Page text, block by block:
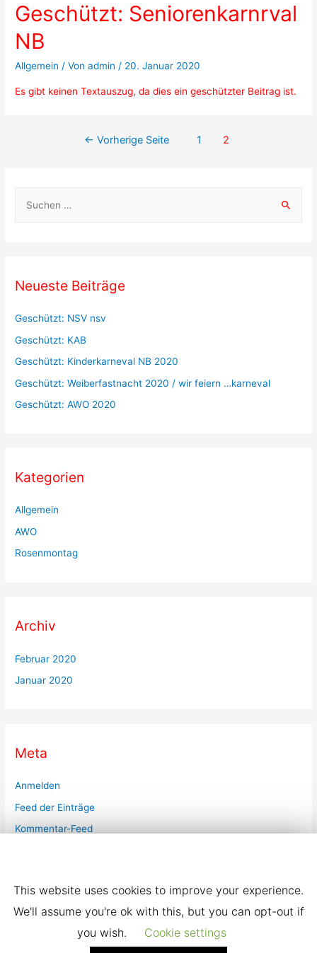
Geschützt: Seniorenkarnrval
NB
Allgemein / Vonadmin / 20. Januar 2020
Es gibt keinen Textauszug, da dies ein geschützter Beitrag ist.
Beitragsnavigation
← Vorherige Seite 1 2
n
:
Neueste Beiträge
Geschützt: NSV nsv
Geschützt: KAB
Geschützt: Kinderkarneval NB 2020
Geschützt: Weiberfastnacht 2020 / wir feiern …karneval
Geschützt: AWO 2020
Kategorien
Allgemein
AWO
Rosenmontag
Archiv
Februar 2020
Januar 2020
Meta
Anmelden
Feed der Einträge
Kommentar-Feed
Copyright © 2026karneval-in-beckum| Powered by
This website uses cookies to improve your experience.
We'll assume you're ok with this, but you can opt-out if
you wish.
Cookie settings